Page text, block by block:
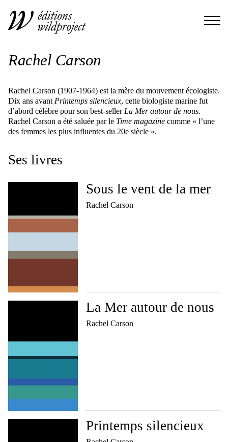
Rachel Carson
Rachel Carson (1907-1964) est la mère du mouvement écologiste.
Dix ans avantPrintemps silencieux, cette biologiste marine fut
dʼabord célèbre pour son best-sellerLa Mer autour de nous.
Rachel Carson a été saluée par le Time magazine comme « lʼune
des femmes les plus influentes du 20e siècle ».
Ses livres
Sous le vent de la mer
Rachel Carson
La Mer autour de nous
Rachel Carson
Printemps silencieux